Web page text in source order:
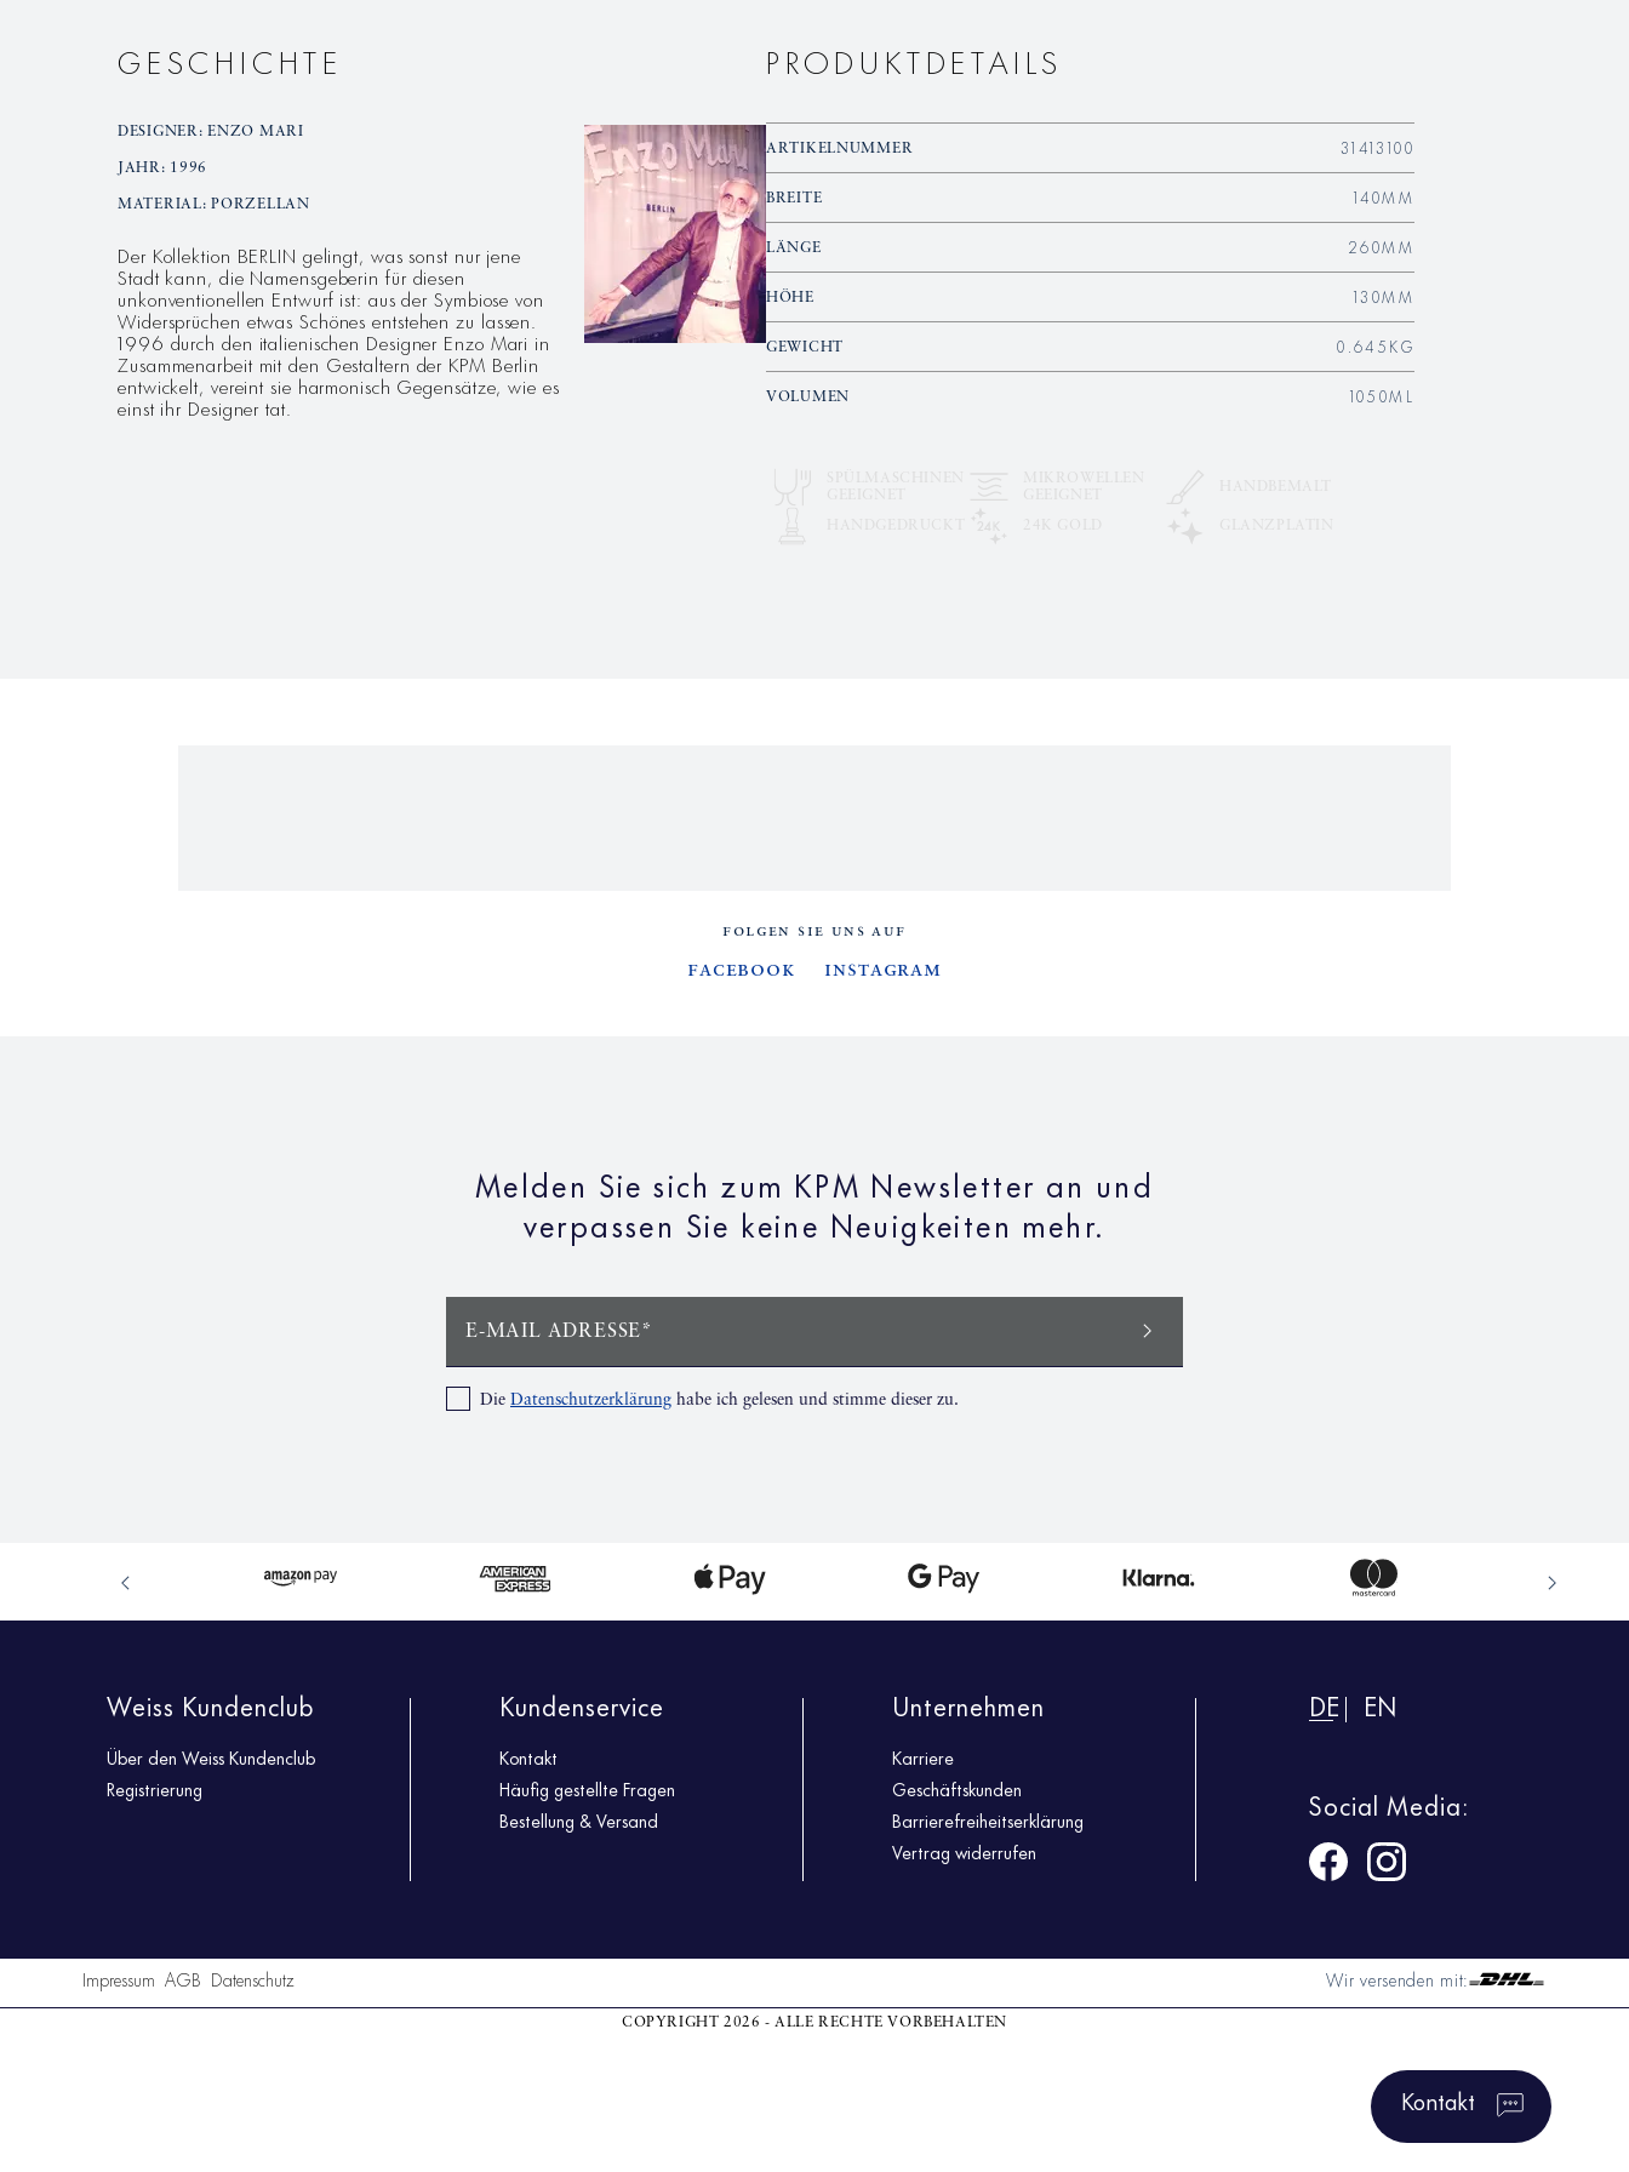
Kontakt
GESCHICHTE
DESIGNER: ENZO MARI
JAHR: 1996
MATERIAL: PORZELLAN
Der Kollektion BERLIN gelingt, was sonst nur jene
Stadt kann, die Namensgeberin für diesen
unkonventionellen Entwurf ist: aus der Symbiose von
Widersprüchen etwas Schönes entstehen zu lassen.
1996 durch den italienischen Designer Enzo Mari in
Zusammenarbeit mit den Gestaltern der KPM Berlin
entwickelt, vereint sie harmonisch Gegensätze, wie es
einst ihr Designer tat.
PRODUKTDETAILS
ARTIKELNUMMER 31413100
BREITE 140MM
LÄNGE 260MM
HÖHE 130MM
GEWICHT 0.645KG
VOLUMEN 1050ML
FOLGEN SIE UNS AUF
Facebook Instagram
Melden Sie sich zum KPM Newsletter an und
verpassen Sie keine Neuigkeiten mehr.
E-MAIL ADRESSE*
Die Datenschutzerklärung habe ich gelesen und stimme dieser zu.
Weiss Kundenclub
Über den Weiss Kundenclub
Registrierung
Kundenservice
Kontakt
Häufig gestellte Fragen
Bestellung & Versand
Unternehmen
Karriere
Geschäftskunden
Barrierefreiheitserklärung
Vertrag widerrufen
DE EN
Social Media:
Wir versenden mit:
Impressum AGB Datenschutz
COPYRIGHT 2026 - ALLE RECHTE VORBEHALTEN